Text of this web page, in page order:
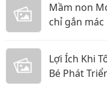
Mầm non
chỉ gắn
Lợi Ích Khi
Bé Phát